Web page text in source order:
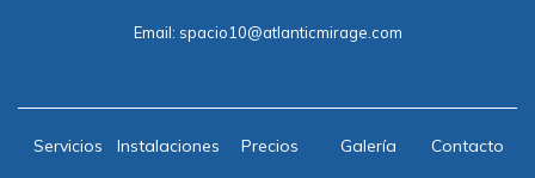
Email: spacio10@atlanticmirage.com
Servicios Instalaciones Precios Galería Contacto